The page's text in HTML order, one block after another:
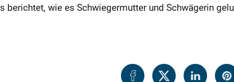
berichtet, wie es Schwiegermutter und Schwägerin